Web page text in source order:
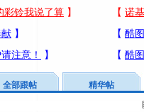
全部跟帖 精华帖